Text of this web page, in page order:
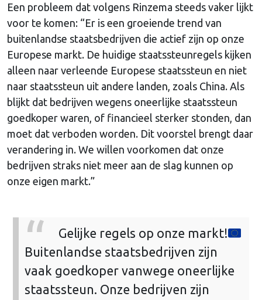
Een probleem dat volgens Rinzema steeds vaker lijkt
voor te komen: “Er is een groeiende trend van
buitenlandse staatsbedrijven die actief zijn op onze
Europese markt. De huidige staatssteunregels kijken
alleen naar verleende Europese staatssteun en niet
naar staatssteun uit andere landen, zoals China. Als
blijkt dat bedrijven wegens oneerlijke staatssteun
goedkoper waren, of financieel sterker stonden, dan
moet dat verboden worden. Dit voorstel brengt daar
verandering in. We willen voorkomen dat onze
bedrijven straks niet meer aan de slag kunnen op
onze eigen markt.”
Gelijke regels op onze markt!
Buitenlandse staatsbedrijven zijn
vaak goedkoper vanwege oneerlijke
staatssteun. Onze bedrijven zijn